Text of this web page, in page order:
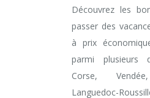
Découvrez les
passer des
à prix
parmi plusieurs
Corse,
Languedoc-